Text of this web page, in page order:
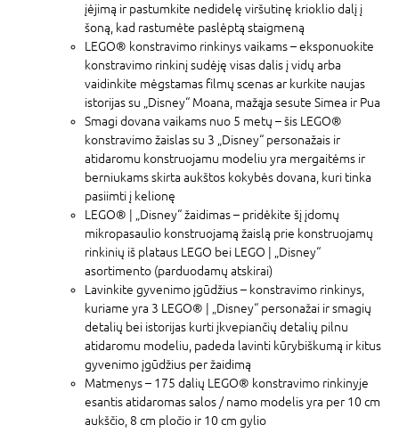
įėjimą ir pastumkite nedidelę viršutinę krioklio dalį į
šoną, kad rastumėte paslėptą staigmeną
LEGO® konstravimo rinkinys vaikams – eksponuokite
konstravimo rinkinį sudėję visas dalis į vidų arba
vaidinkite mėgstamas filmų scenas ar kurkite naujas
istorijas su „Disney“ Moana, mažąja sesute Simea ir Pua
Smagi dovana vaikams nuo 5 metų – šis LEGO®
konstravimo žaislas su 3 „Disney“ personažais ir
atidaromu konstruojamu modeliu yra mergaitėms ir
berniukams skirta aukštos kokybės dovana, kuri tinka
pasiimti į kelionę
LEGO® ǀ „Disney“ žaidimas – pridėkite šį įdomų
mikropasaulio konstruojamą žaislą prie konstruojamų
rinkinių iš plataus LEGO bei LEGO ǀ „Disney“
asortimento (parduodamų atskirai)
Lavinkite gyvenimo įgūdžius – konstravimo rinkinys,
kuriame yra 3 LEGO® ǀ „Disney“ personažai ir smagių
detalių bei istorijas kurti įkvepiančių detalių pilnu
atidaromu modeliu, padeda lavinti kūrybiškumą ir kitus
gyvenimo įgūdžius per žaidimą
Matmenys – 175 dalių LEGO® konstravimo rinkinyje
esantis atidaromas salos / namo modelis yra per 10 cm
aukščio, 8 cm pločio ir 10 cm gylio